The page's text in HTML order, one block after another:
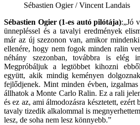
Sébastien Ogier / Vincent Landais
Sébastien Ogier (1-es autó pilótája):„Jó
ünnepléssel és a tavalyi eredmények
már az új szezonon van, amikor
ellenére, hogy nem fogok minden ralin
néhány szezonban, továbbra is elég
Megpróbáljuk a legtöbbet kihozni
együtt, akik mindig keményen
fejlődjenek. Mint minden évben,
állhatok a Monte Carlo Ralin. Ez a rali
és ez az, ami álmodozásra késztetett,
tavaly tizedik alkalommal is
lesz, de soha nem lesz könnyebb.”